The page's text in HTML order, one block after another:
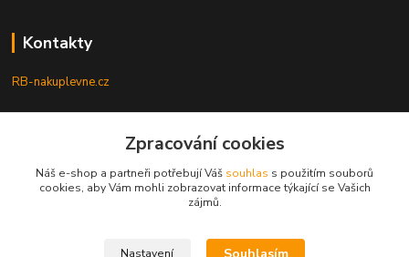
Kontakty
RB-nakuplevne.cz
+420 222722421
info@rb-nakuplevne.cz
Zpracování cookies
Náš e-shop a partneři potřebují Váš souhlas s použitím souborů
cookies, aby Vám mohli zobrazovat informace týkající se Vašich
zájmů.
Nastavení